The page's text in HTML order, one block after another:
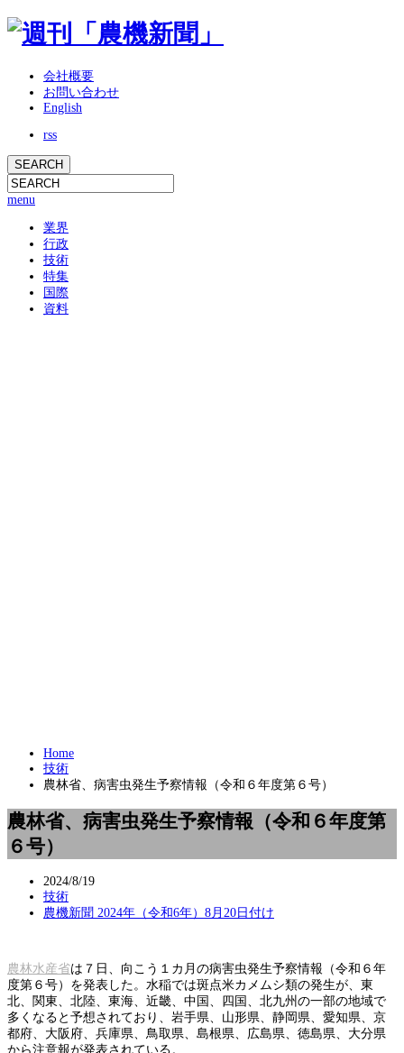
会社概要
お問い合わせ
English
rss
menu
業界
行政
技術
特集
国際
資料
Home
技術
農林省、病害虫発生予察情報（令和６年度第６号）
農林省、病害虫発生予察情報（令和６年度第
６号）
2024/8/19
技術
農機新聞 2024年（令和6年）8月20日付け
農林水産省は７日、向こう１カ月の病害虫発生予察情報（令和６年
度第６号）を発表した。水稲では斑点米カメムシ類の発生が、東
北、関東、北陸、東海、近畿、中国、四国、北九州の一部の地域で
多くなると予想されており、岩手県、山形県、静岡県、愛知県、京
都府、大阪府、兵庫県、鳥取県、島根県、広島県、徳島県、大分県
から注意報が発表されている。